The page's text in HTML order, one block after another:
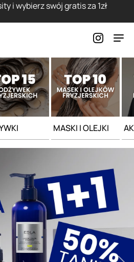
i wybierz swój gratis za 1zł
MASKI I OLEJKI